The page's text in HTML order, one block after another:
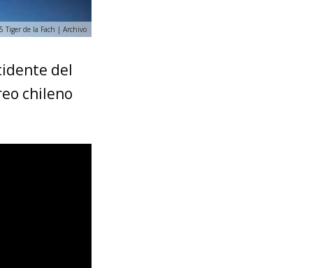
Tiger de la Fach | Archivo
del
chileno